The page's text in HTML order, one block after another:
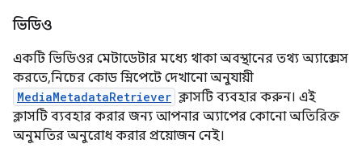
ভিডিও
একটি ভিডিওর মেটাডেটার মধ্যে থাকা অবস্থানের তথ্য অ্যাক্সেস
করতে, নিচের কোড স্নিপেটে দেখানো অনুযায়ী
MediaMetadataRetriever ক্লাসটি ব্যবহার করুন। এই
ক্লাসটি ব্যবহার করার জন্য আপনার অ্যাপের কোনো অতিরিক্ত
অনুমতির অনুরোধ করার প্রয়োজন নেই।